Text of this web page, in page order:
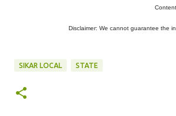
Disclaimer: We cannot guarantee the
SIKAR LOCAL STATE